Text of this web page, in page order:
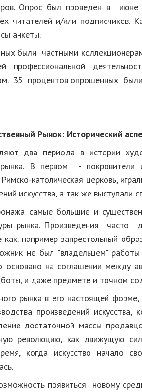
Опрос был проведен в
читателей и/или подписчиков.
анкеты.
были частными
профессиональной
35 процентов опрошенных
Рынок: Исторический
два периода в истории
В первом - покровители
католическая церковь,
искусства, а так же выступали
самые большие и
рынка. Произведения часто
как, например запрестольный
не был "владельцем"
основано на соглашении между
и даже предмете и точном
рынка в его настоящей
произведений
достаточной массы
революцию, как движущую
когда искусство начало
появиться новому